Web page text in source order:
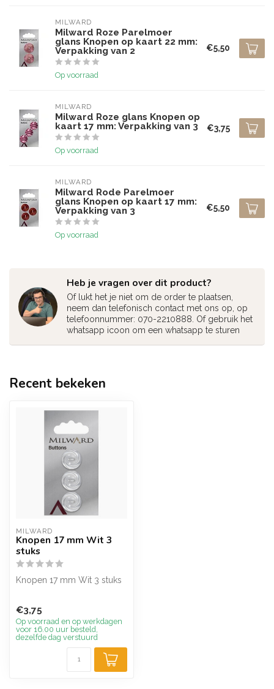
MILWARD
Milward Roze Parelmoer
glans Knopen op kaart 22 mm:
Verpakking van 2
Op voorraad
€5,50
MILWARD
Milward Roze glans Knopen op
kaart 17 mm: Verpakking van 3
Op voorraad
€3,75
MILWARD
Milward Rode Parelmoer
glans Knopen op kaart 17 mm:
Verpakking van 3
Op voorraad
€5,50
Heb je vragen over dit product?
Of lukt het je niet om de order te plaatsen,
neem dan telefonisch contact met ons op, op
telefoonnummer: 070-2210888. Of gebruik het
whatsapp icoon om een whatsapp te sturen
Recent bekeken
MILWARD
Knopen 17 mm Wit 3
stuks
Knopen 17 mm Wit 3 stuks
€3,75
Op voorraad en op werkdagen
voor 16.00 uur besteld,
dezelfde dag verstuurd